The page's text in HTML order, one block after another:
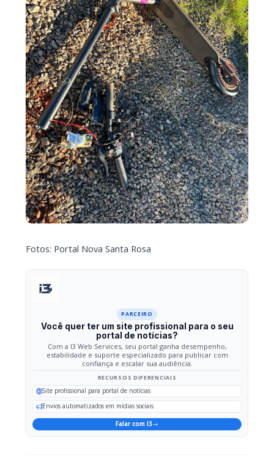
Fotos: Portal Nova Santa Rosa
PARCEIRO
Você quer ter um site profissional para o seu
portal de notícias?
Com a I3 Web Services, seu portal ganha desempenho,
estabilidade e suporte especializado para publicar com
confiança e escalar sua audiência.
RECURSOS DIFERENCIAIS
Site profissional para portal de notícias
Envios automatizados em mídias sociais
Falar com I3